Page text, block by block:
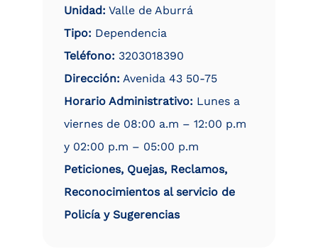
Unidad: Valle de Aburrá
Tipo: Dependencia
Teléfono: 3203018390
Dirección: Avenida 43 50-75
Horario Administrativo: Lunes a
viernes de 08:00 a.m – 12:00 p.m
y 02:00 p.m – 05:00 p.m
Peticiones, Quejas, Reclamos,
Reconocimientos al servicio de
Policía y Sugerencias